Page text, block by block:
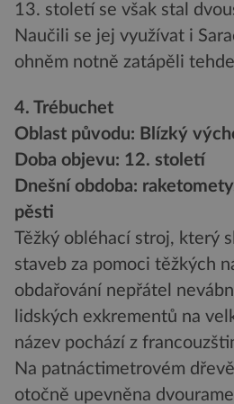
13. století se však stal
Naučili se jej využívat i
ohněm notně zatápěli
4. Trébuchet
Oblast původu: Blízký
Doba objevu: 12. století
Dnešní obdoba:
pěsti
Těžký obléhací stroj, který
staveb za pomoci těžkých
obdařování nepřátel
lidských exkrementů na
název pochází z
Na patnáctimetrovém
otočně upevněna